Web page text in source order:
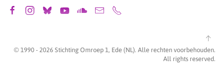
© 1990 - 2026 Stichting Omroep 1, Ede (NL). Alle rechten voorbehouden.
All rights reserved.